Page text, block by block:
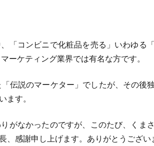
コンビニで化粧品を売る」いわゆる
ーケティング業界では有名な方です。
伝説のマーケター」でしたが、その後
ます。
がなかったのですが、このたび、くま
感謝申し上げます。ありがとうござい